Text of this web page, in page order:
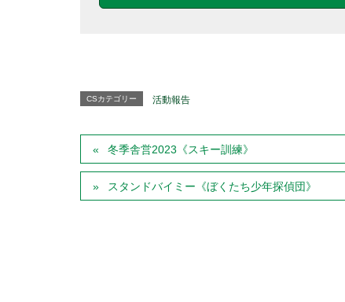
CSカテゴリー 活動報告
冬季舎営2023《スキー訓練》
スタンドバイミー《ぼくたち少年探偵団》